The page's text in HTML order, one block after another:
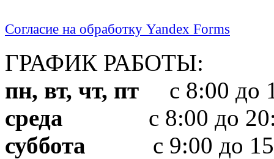
Согласие на обработку Yandex Forms
ГРАФИК РАБОТЫ:
пн, вт, чт, пт с 8:00 до
среда с 8:00 до
суббота с 9:00 до